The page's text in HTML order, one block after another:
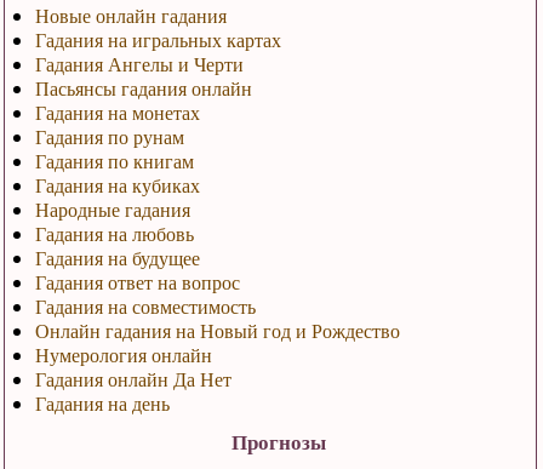
Новые онлайн гадания
Гадания на игральных картах
Гадания Ангелы и Черти
Пасьянсы гадания онлайн
Гадания на монетах
Гадания по рунам
Гадания по книгам
Гадания на кубиках
Народные гадания
Гадания на любовь
Гадания на будущее
Гадания ответ на вопрос
Гадания на совместимость
Онлайн гадания на Новый год и Рождество
Нумерология онлайн
Гадания онлайн Да Нет
Гадания на день
Прогнозы